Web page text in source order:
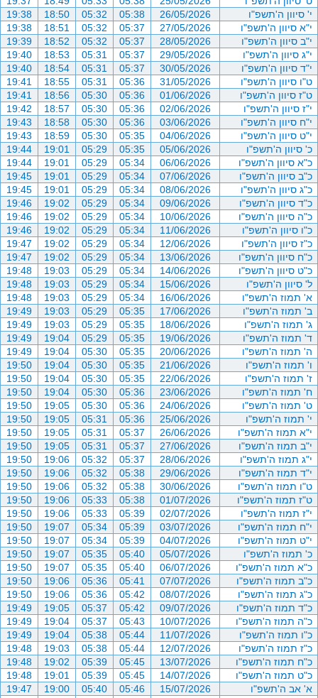
י' סיוון ה'תשפ"ו
26/05/2026
05:38
05:32
18:50
19:38
י"א סיוון ה'תשפ"ו
27/05/2026
05:37
05:32
18:51
19:38
י"ב סיוון ה'תשפ"ו
28/05/2026
05:37
05:32
18:52
19:39
י"ג סיוון ה'תשפ"ו
29/05/2026
05:37
05:31
18:53
19:40
י"ד סיוון ה'תשפ"ו
30/05/2026
05:37
05:31
18:54
19:40
ט"ו סיוון ה'תשפ"ו
31/05/2026
05:36
05:31
18:55
19:41
ט"ז סיוון ה'תשפ"ו
01/06/2026
05:36
05:30
18:56
19:41
י"ז סיוון ה'תשפ"ו
02/06/2026
05:36
05:30
18:57
19:42
י"ח סיוון ה'תשפ"ו
03/06/2026
05:36
05:30
18:58
19:43
י"ט סיוון ה'תשפ"ו
04/06/2026
05:35
05:30
18:59
19:43
כ' סיוון ה'תשפ"ו
05/06/2026
05:35
05:29
19:01
19:44
כ"א סיוון ה'תשפ"ו
06/06/2026
05:34
05:29
19:01
19:44
כ"ב סיוון ה'תשפ"ו
07/06/2026
05:34
05:29
19:01
19:45
כ"ג סיוון ה'תשפ"ו
08/06/2026
05:34
05:29
19:01
19:45
כ"ד סיוון ה'תשפ"ו
09/06/2026
05:34
05:29
19:02
19:46
כ"ה סיוון ה'תשפ"ו
10/06/2026
05:34
05:29
19:02
19:46
כ"ו סיוון ה'תשפ"ו
11/06/2026
05:34
05:29
19:02
19:46
כ"ז סיוון ה'תשפ"ו
12/06/2026
05:34
05:29
19:02
19:47
כ"ח סיוון ה'תשפ"ו
13/06/2026
05:34
05:29
19:02
19:47
כ"ט סיוון ה'תשפ"ו
14/06/2026
05:34
05:29
19:03
19:48
ל' סיוון ה'תשפ"ו
15/06/2026
05:34
05:29
19:03
19:48
א' תמוז ה'תשפ"ו
16/06/2026
05:34
05:29
19:03
19:48
ב' תמוז ה'תשפ"ו
17/06/2026
05:35
05:29
19:03
19:49
ג' תמוז ה'תשפ"ו
18/06/2026
05:35
05:29
19:03
19:49
ד' תמוז ה'תשפ"ו
19/06/2026
05:35
05:29
19:04
19:49
ה' תמוז ה'תשפ"ו
20/06/2026
05:35
05:30
19:04
19:49
ו' תמוז ה'תשפ"ו
21/06/2026
05:35
05:30
19:04
19:50
ז' תמוז ה'תשפ"ו
22/06/2026
05:35
05:30
19:04
19:50
ח' תמוז ה'תשפ"ו
23/06/2026
05:36
05:30
19:04
19:50
ט' תמוז ה'תשפ"ו
24/06/2026
05:36
05:30
19:05
19:50
י' תמוז ה'תשפ"ו
25/06/2026
05:36
05:31
19:05
19:50
י"א תמוז ה'תשפ"ו
26/06/2026
05:37
05:31
19:05
19:50
י"ב תמוז ה'תשפ"ו
27/06/2026
05:37
05:31
19:05
19:50
י"ג תמוז ה'תשפ"ו
28/06/2026
05:37
05:32
19:06
19:50
י"ד תמוז ה'תשפ"ו
29/06/2026
05:38
05:32
19:06
19:50
ט"ו תמוז ה'תשפ"ו
30/06/2026
05:38
05:32
19:06
19:50
ט"ז תמוז ה'תשפ"ו
01/07/2026
05:38
05:33
19:06
19:50
י"ז תמוז ה'תשפ"ו
02/07/2026
05:39
05:33
19:06
19:50
י"ח תמוז ה'תשפ"ו
03/07/2026
05:39
05:34
19:07
19:50
י"ט תמוז ה'תשפ"ו
04/07/2026
05:39
05:34
19:07
19:50
כ' תמוז ה'תשפ"ו
05/07/2026
05:40
05:35
19:07
19:50
כ"א תמוז ה'תשפ"ו
06/07/2026
05:40
05:35
19:07
19:50
כ"ב תמוז ה'תשפ"ו
07/07/2026
05:41
05:36
19:06
19:50
כ"ג תמוז ה'תשפ"ו
08/07/2026
05:42
05:36
19:06
19:50
כ"ד תמוז ה'תשפ"ו
09/07/2026
05:42
05:37
19:05
19:49
כ"ה תמוז ה'תשפ"ו
10/07/2026
05:43
05:37
19:04
19:49
כ"ו תמוז ה'תשפ"ו
11/07/2026
05:44
05:38
19:04
19:49
כ"ז תמוז ה'תשפ"ו
12/07/2026
05:44
05:38
19:03
19:48
כ"ח תמוז ה'תשפ"ו
13/07/2026
05:45
05:39
19:02
19:48
כ"ט תמוז ה'תשפ"ו
14/07/2026
05:45
05:39
19:01
19:48
א' אב ה'תשפ"ו
15/07/2026
05:46
05:40
19:00
19:47